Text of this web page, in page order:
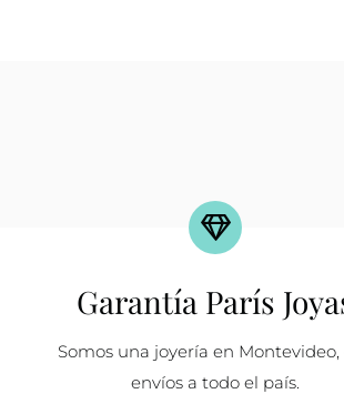
Garantía París
Somos una joyería en Montevideo,
envíos a todo el país.